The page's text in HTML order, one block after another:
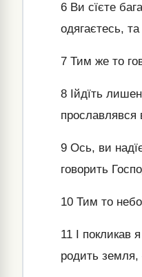
6 Ви сїєте
одягаєтесь,
7 Тим же то
8 Ійдїть
прославлявся
9 Ось, ви
говорить
10 Тим то
11 І покликав
родить